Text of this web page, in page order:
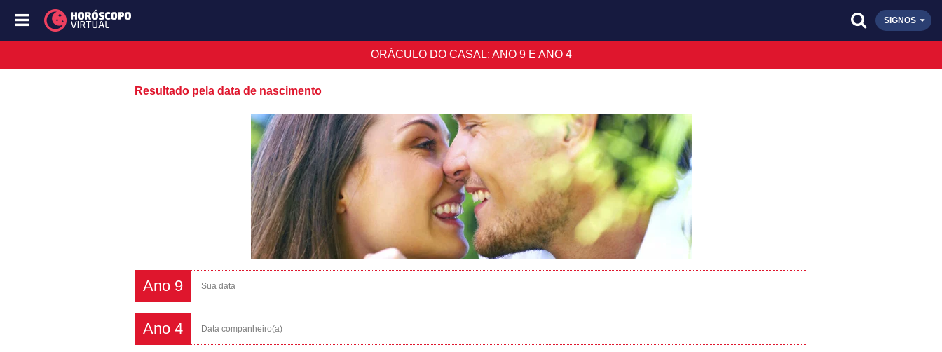
SIGNOS
ORÁCULO DO CASAL: ANO 9 E ANO 4
Resultado pela data de nascimento
Ano 9 Sua data
Ano 4 Data companheiro(a)